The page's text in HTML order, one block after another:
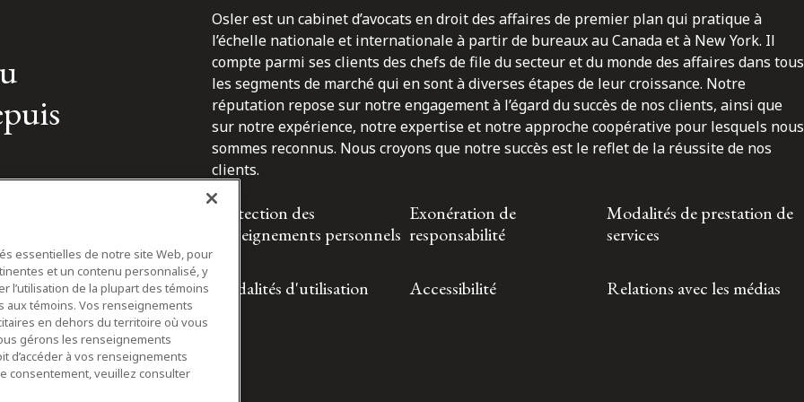
Osler est un cabinet d’avocats en droit des affaires de premier plan qui pratique à
l’échelle nationale et internationale à partir de bureaux au Canada et à New York. Il
compte parmi ses clients des chefs de file du secteur et du monde des affaires dans tous
les segments de marché qui en sont à diverses étapes de leur croissance. Notre
réputation repose sur notre engagement à l’égard du succès de nos clients, ainsi que
sur notre expérience, notre expertise et notre approche coopérative pour lesquels nous
sommes reconnus. Nous croyons que notre succès est le reflet de la réussite de nos
clients.
Protection des
renseignements personnels
Exonération de
responsabilité
Modalités de prestation de
services
Modalités d'utilisation Accessibilité Relations avec les médias
essentielles de notre site Web, pour
et un contenu personnalisé, y
l’utilisation de la plupart des témoins
témoins. Vos renseignements
en dehors du territoire où vous
gérons les renseignements
d’accéder à vos renseignements
consentement, veuillez consulter